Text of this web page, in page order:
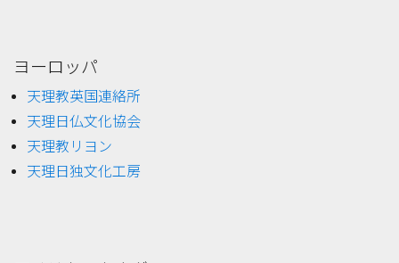
ヨーロッパ
天理教英国連絡所
天理日仏文化協会
天理教リヨン
天理日独文化工房